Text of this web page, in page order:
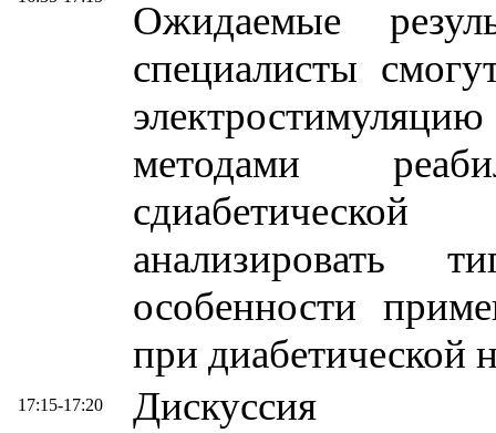
Ожидаемые
специалисты
методами
анализировать
особенности
при диабетической
17:15-17:20 Дискуссия